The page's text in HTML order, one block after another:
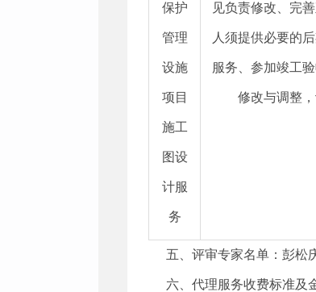
保护
管理
设施
项目
施工
图设
计服
务
见负责修改、完
人须提供必要的
服务、参加竣工
修改与调整
五、 评审专家名单：彭松
六、代理服务收费标准及